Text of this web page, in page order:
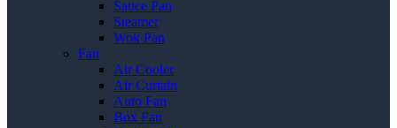
Sauce Pan
Steamer
Wok Pan
Fan
Air Cooler
Air Curtain
Auto Fan
Box Fan